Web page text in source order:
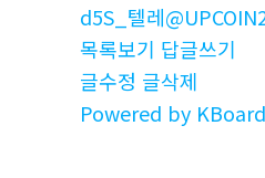
d5S_텔레
목록보기 답글쓰기
글수정 글삭제
Powered by KBoard